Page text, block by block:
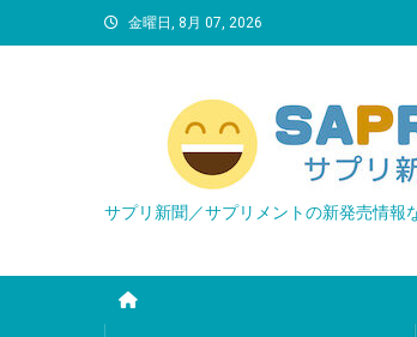
to
金曜日, 8月 07, 2026
サプリ新聞／サプリメントの新発売情報